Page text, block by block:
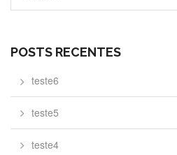
POSTS RECENTES
teste6
teste5
teste4